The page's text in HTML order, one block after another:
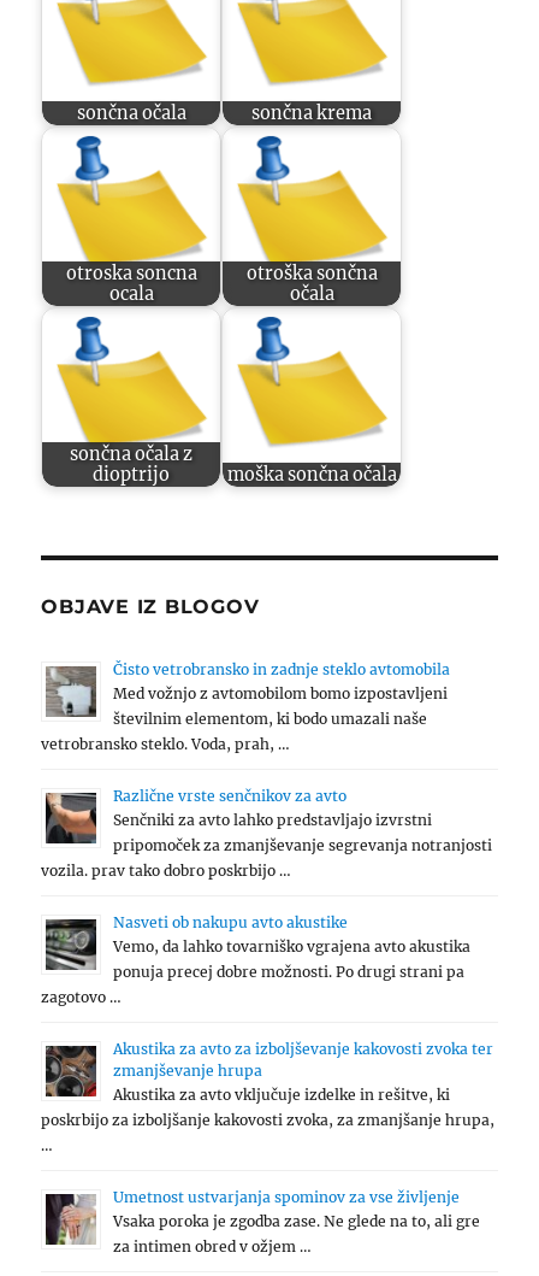
sončna očala sončna krema
otroska soncna
ocala
otroška sončna
očala
sončna očala z
dioptrijo
moška sončna očala
OBJAVE IZ BLOGOV
Čisto vetrobransko in zadnje steklo avtomobila
Med vožnjo z avtomobilom bomo izpostavljeni
številnim elementom, ki bodo umazali naše
vetrobransko steklo. Voda, prah, …
Različne vrste senčnikov za avto
Senčniki za avto lahko predstavljajo izvrstni
pripomoček za zmanjševanje segrevanja notranjosti
vozila. prav tako dobro poskrbijo …
Nasveti ob nakupu avto akustike
Vemo, da lahko tovarniško vgrajena avto akustika
ponuja precej dobre možnosti. Po drugi strani pa
zagotovo …
Akustika za avto za izboljševanje kakovosti zvoka ter
zmanjševanje hrupa
Akustika za avto vključuje izdelke in rešitve, ki
poskrbijo za izboljšanje kakovosti zvoka, za zmanjšanje hrupa,
…
Umetnost ustvarjanja spominov za vse življenje
Vsaka poroka je zgodba zase. Ne glede na to, ali gre
za intimen obred v ožjem …